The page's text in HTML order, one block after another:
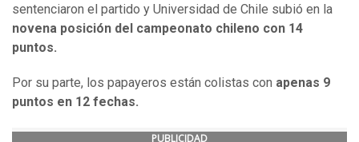
sentenciaron el partido y Universidad de Chile subió en la
novena posición del campeonato chileno con 14
puntos.
Por su parte, los papayeros están colistas con apenas 9
puntos en 12 fechas.
PUBLICIDAD